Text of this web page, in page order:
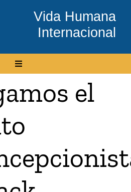
Vida Humana
Internacional
Toggle
el